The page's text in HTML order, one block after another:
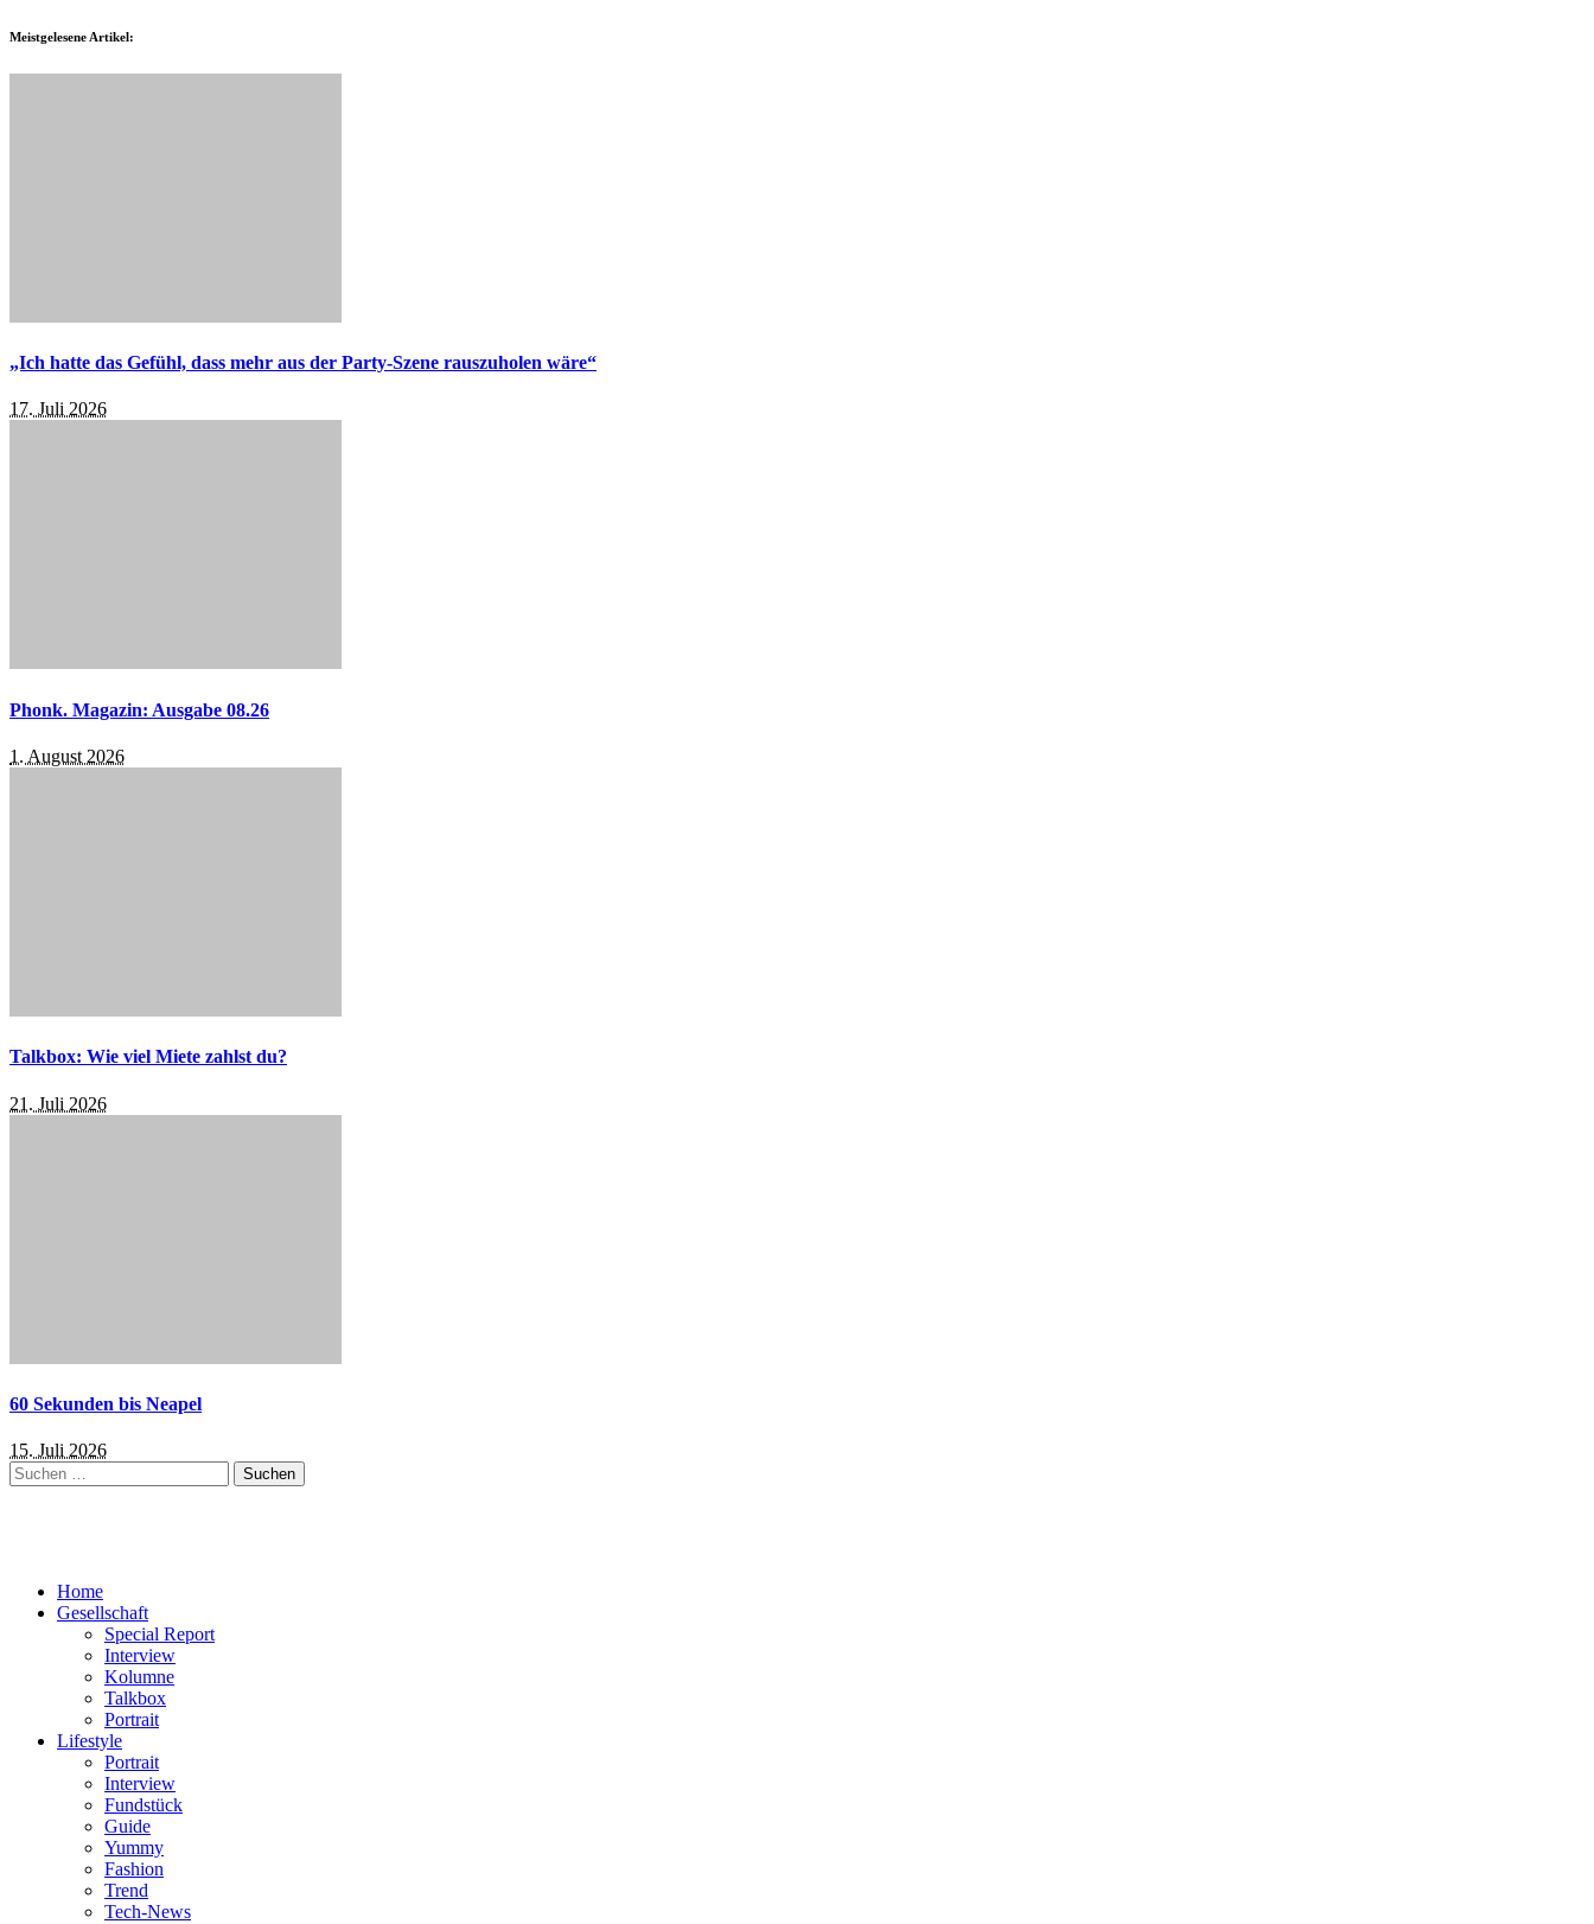
Meistgelesene Artikel:
„Ich hatte das Gefühl, dass mehr aus der Party-Szene rauszuholen wäre“
17. Juli 2026
Phonk. Magazin: Ausgabe 08.26
1. August 2026
Talkbox: Wie viel Miete zahlst du?
21. Juli 2026
60 Sekunden bis Neapel
15. Juli 2026
Suchen
nach:
Home
Gesellschaft
Special Report
Interview
Kolumne
Talkbox
Portrait
Lifestyle
Portrait
Interview
Fundstück
Guide
Yummy
Fashion
Trend
Tech-News